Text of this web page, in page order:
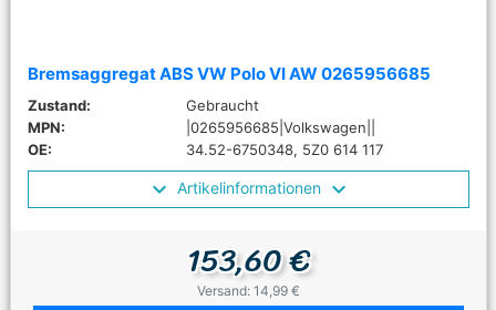
Bremsaggregat ABS VW Polo VI AW 0265956685
Zustand:
Gebraucht
MPN:
|0265956685|Volkswagen||
OE:
34.52-6750348, 5Z0 614 117
Artikelinformationen
153,60 €
Versand: 14,99 €